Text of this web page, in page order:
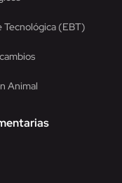
Tecnológica (EBT)
Animal